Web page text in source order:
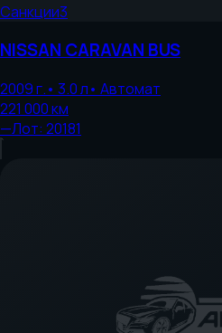
Санкции3
NISSAN CARAVAN BUS
2009г.• 3.0л• Автомат
221 000км
—Лот: 20181